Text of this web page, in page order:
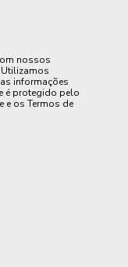
nossos
Utilizamos
informações
é protegido pelo
e os Termos de